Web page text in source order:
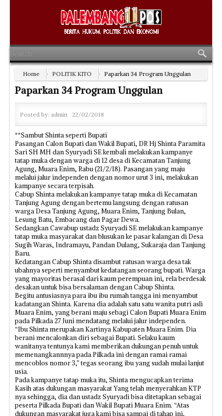
Home POLITIK KITO Paparkan 34 Program Unggulan
Paparkan 34 Program Unggulan
Posted by: admin 22/02/2018
**Sambut Shinta seperti Bupati
Pasangan Calon Bupati dan Wakil Bupati, DR Hj Shinta Paramita
Sari SH MH dan Syuryadi SE kembali melakukan kampanye
tatap muka dengan warga di 12 desa di Kecamatan Tanjung
Agung, Muara Enim, Rabu (21/2/18). Pasangan yang maju
melalui jalur independen dengan nomor urut 3 ini, melakukan
kampanye secara terpisah.
Cabup Shinta melakukan kampanye tatap muka di Kecamatan
Tanjung Agung dengan bertemu langsung dengan ratusan
warga Desa Tanjung Agung, Muara Enim, Tanjung Bulan,
Lesung Batu, Embacang dan Pagar Dewa.
Sedangkan Cawabup ustadz Syuryadi SE melakukan kampanye
tatap muka masyarakat dan blusukan ke pasar kalangan di Desa
Sugih Waras, Indramayu, Pandan Dulang, Sukaraja dan Tanjung
Baru.
Kedatangan Cabup Shinta disambut ratusan warga desa tak
ubahnya seperti menyambut kedatangan seorang bupati. Warga
yang mayoritas berasal dari kaum perempuan ini, rela berdesak
desakan untuk bisa bersalaman dengan Cabup Shinta.
Begitu antusiasnya para ibu ibu rumah tangga ini menyambut
kadatangan Shinta. Karena dia adalah satu satu wanita putri asli
Muara Enim, yang berani maju sebagi Calon Bupati Muara Enim
pada Pilkada 27 Juni mendatang melalui jalur independen.
“Ibu Shinta merupakan Kartinya Kabupaten Muara Enim. Dia
berani mencalonkan diri sebagai Bupati. Selaku kaum
wanitanya tentunya kami memberikan dukungan penuh untuk
memenangkannnya pada Pilkada ini dengan ramai ramai
mencoblos nomor 3,” tegas seorang ibu yang sudah mulai lanjut
usia.
Pada kampanye tatap muka itu, Shinta mengucapkan terima
Kasih atas dukungan masyarakat Yang telah menyerahkan KTP
nya sehingga, dia dan ustadz Syuryadi bisa ditetapkan sebagai
peserta Pilkada Bupati dan Wakil Bupati Muara Enim. “Atas
dukungan masyarakat juga kami bisa sampai di tahap ini,